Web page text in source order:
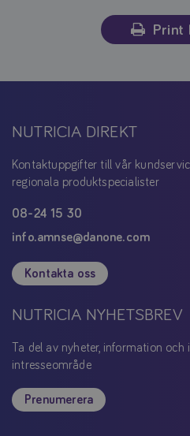
Print
NUTRICIA DIREKT
Kontaktuppgifter till vår
regionala produktspecialister
08-24 15 30
info.amnse@danone.com
Kontakta oss
NUTRICIA NYHETSBREV
Ta del av nyheter, information
intresseområde
Prenumerera